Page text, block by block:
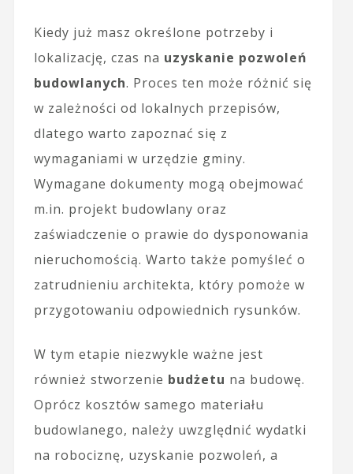
Kiedy już masz określone potrzeby i
lokalizację, czas na uzyskanie pozwoleń
budowlanych. Proces ten może różnić się
w zależności od lokalnych przepisów,
dlatego warto zapoznać się z
wymaganiami w urzędzie gminy.
Wymagane dokumenty mogą obejmować
m.in. projekt budowlany oraz
zaświadczenie o prawie do dysponowania
nieruchomością. Warto także pomyśleć o
zatrudnieniu architekta, który pomoże w
przygotowaniu odpowiednich rysunków.
W tym etapie niezwykle ważne jest
również stworzenie budżetu na budowę.
Oprócz kosztów samego materiału
budowlanego, należy uwzględnić wydatki
na robociznę, uzyskanie pozwoleń, a